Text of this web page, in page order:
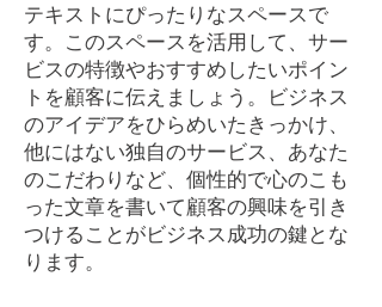
テキストにぴったりなスペースで
す。このスペースを活用して、サー
ビスの特徴やおすすめしたいポイン
トを顧客に伝えましょう。ビジネス
のアイデアをひらめいたきっかけ、
他にはない独自のサービス、あなた
のこだわりなど、個性的で心のこも
った文章を書いて顧客の興味を引き
つけることがビジネス成功の鍵とな
ります。